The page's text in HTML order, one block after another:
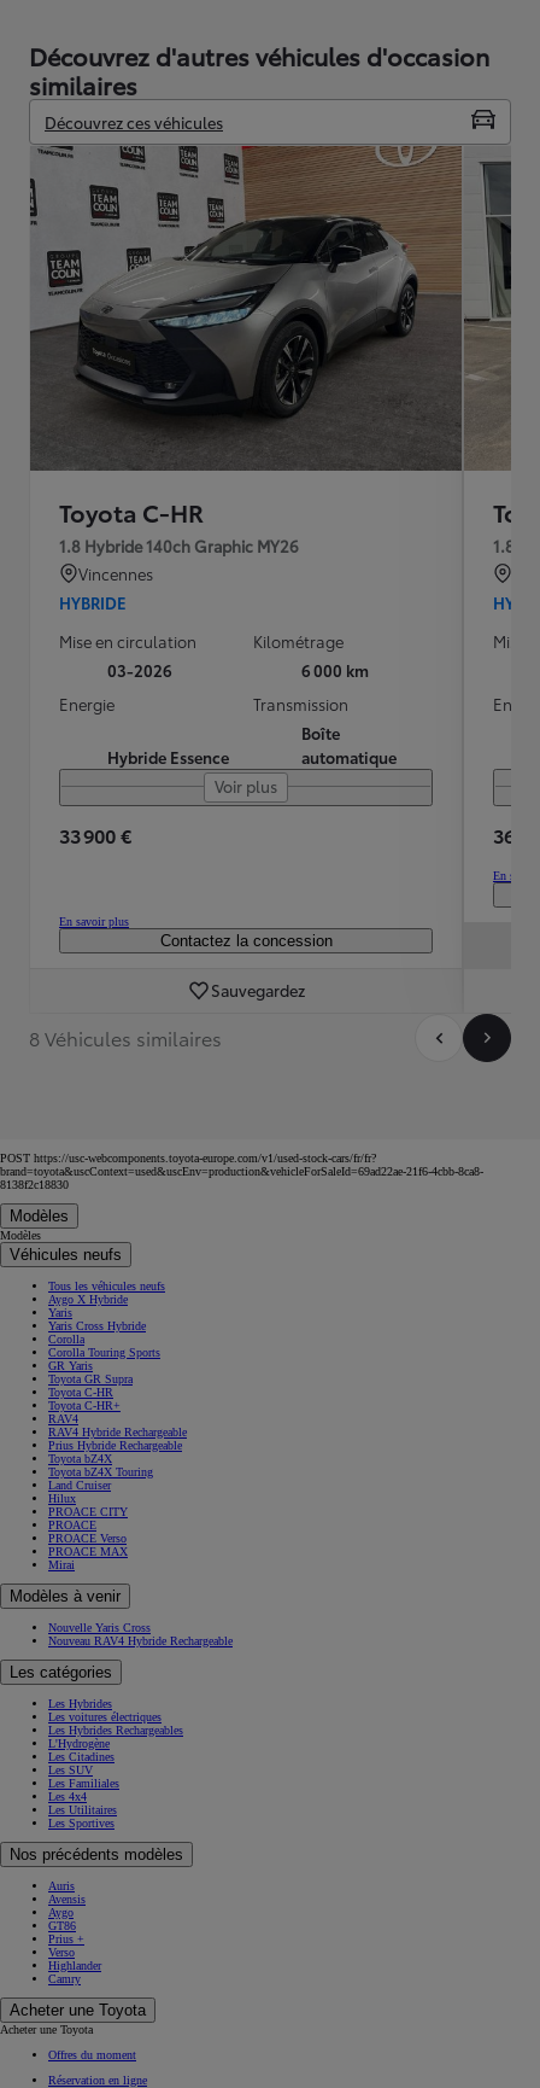
Découvrez d'autres véhicules d'occasion
similaires
Découvrez ces véhicules
Toyota C-HR
1.8 Hybride 140ch Graphic MY26
Vincennes
HYBRIDE
Mise en circulation
03-2026
Kilométrage
6 000 km
Energie
Hybride Essence
Transmission
Boîte
automatique
Voir plus
33 900 €
En savoir plus
Contactez la concession
Sauvegardez
1.8
Mise
36
En
8 Véhicules similaires
POST https://usc-webcomponents.toyota-europe.com/v1/used-stock-cars/fr/fr?
brand=toyota&uscContext=used&uscEnv=production&vehicleForSaleId=69ad22ae-21f6-4cbb-8ca8-
8138f2c18830
Modèles
Modèles
Véhicules neufs
Tous les véhicules neufs
Aygo X Hybride
Yaris
Yaris Cross Hybride
Corolla
Corolla Touring Sports
GR Yaris
Toyota GR Supra
Toyota C-HR
Toyota C-HR+
RAV4
RAV4 Hybride Rechargeable
Prius Hybride Rechargeable
Toyota bZ4X
Toyota bZ4X Touring
Land Cruiser
Hilux
PROACE CITY
PROACE
PROACE Verso
PROACE MAX
Mirai
Modèles à venir
Nouvelle Yaris Cross
Nouveau RAV4 Hybride Rechargeable
Les catégories
Les Hybrides
Les voitures électriques
Les Hybrides Rechargeables
L'Hydrogène
Les Citadines
Les SUV
Les Familiales
Les 4x4
Les Utilitaires
Les Sportives
Nos précédents modèles
Auris
Avensis
Aygo
GT86
Prius +
Verso
Highlander
Camry
Acheter une Toyota
Acheter une Toyota
Offres du moment
Réservation en ligne